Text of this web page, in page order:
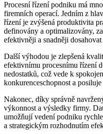
Procesní řízení podniku má
firemních operací. Jedním z
řízení je zvýšená produktivita
definovány a optimalizovány,
efektivněji a snadněji
Další výhodou je zlepšená
efektivnímu procesnímu řízení
nedostatků, což vede k
konkurenceschopnost a
Nakonec, díky správně
výkonnost a výsledky firmy.
umožňují vedení podniku
a strategickým rozhodnutím